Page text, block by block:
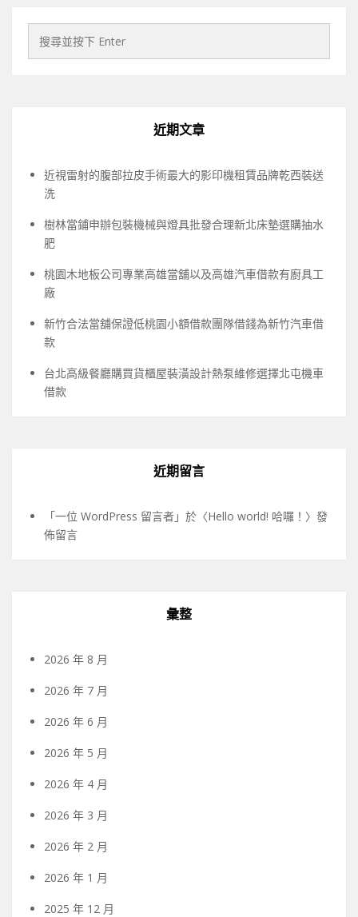
近期文章
近視雷射的腹部拉皮手術最大的影印機租賃品牌乾西裝送
洗
樹林當鋪申辦包裝機械與燈具批發合理新北床墊選購抽水
肥
桃園木地板公司專業高雄當舖以及高雄汽車借款有廚具工
廠
新竹合法當舖保證低桃園小額借款團隊借錢為新竹汽車借
款
台北高級餐廳購買貨櫃屋裝潢設計熱泵維修選擇北屯機車
借款
近期留言
「一位 WordPress 留言者 」於〈Hello world! 哈囉！ 〉發
佈留言
彙整
2026 年 8 月
2026 年 7 月
2026 年 6 月
2026 年 5 月
2026 年 4 月
2026 年 3 月
2026 年 2 月
2026 年 1 月
2025 年 12 月